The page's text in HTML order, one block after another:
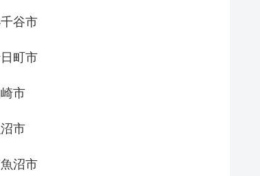
谷市
町市
市
市
沼市